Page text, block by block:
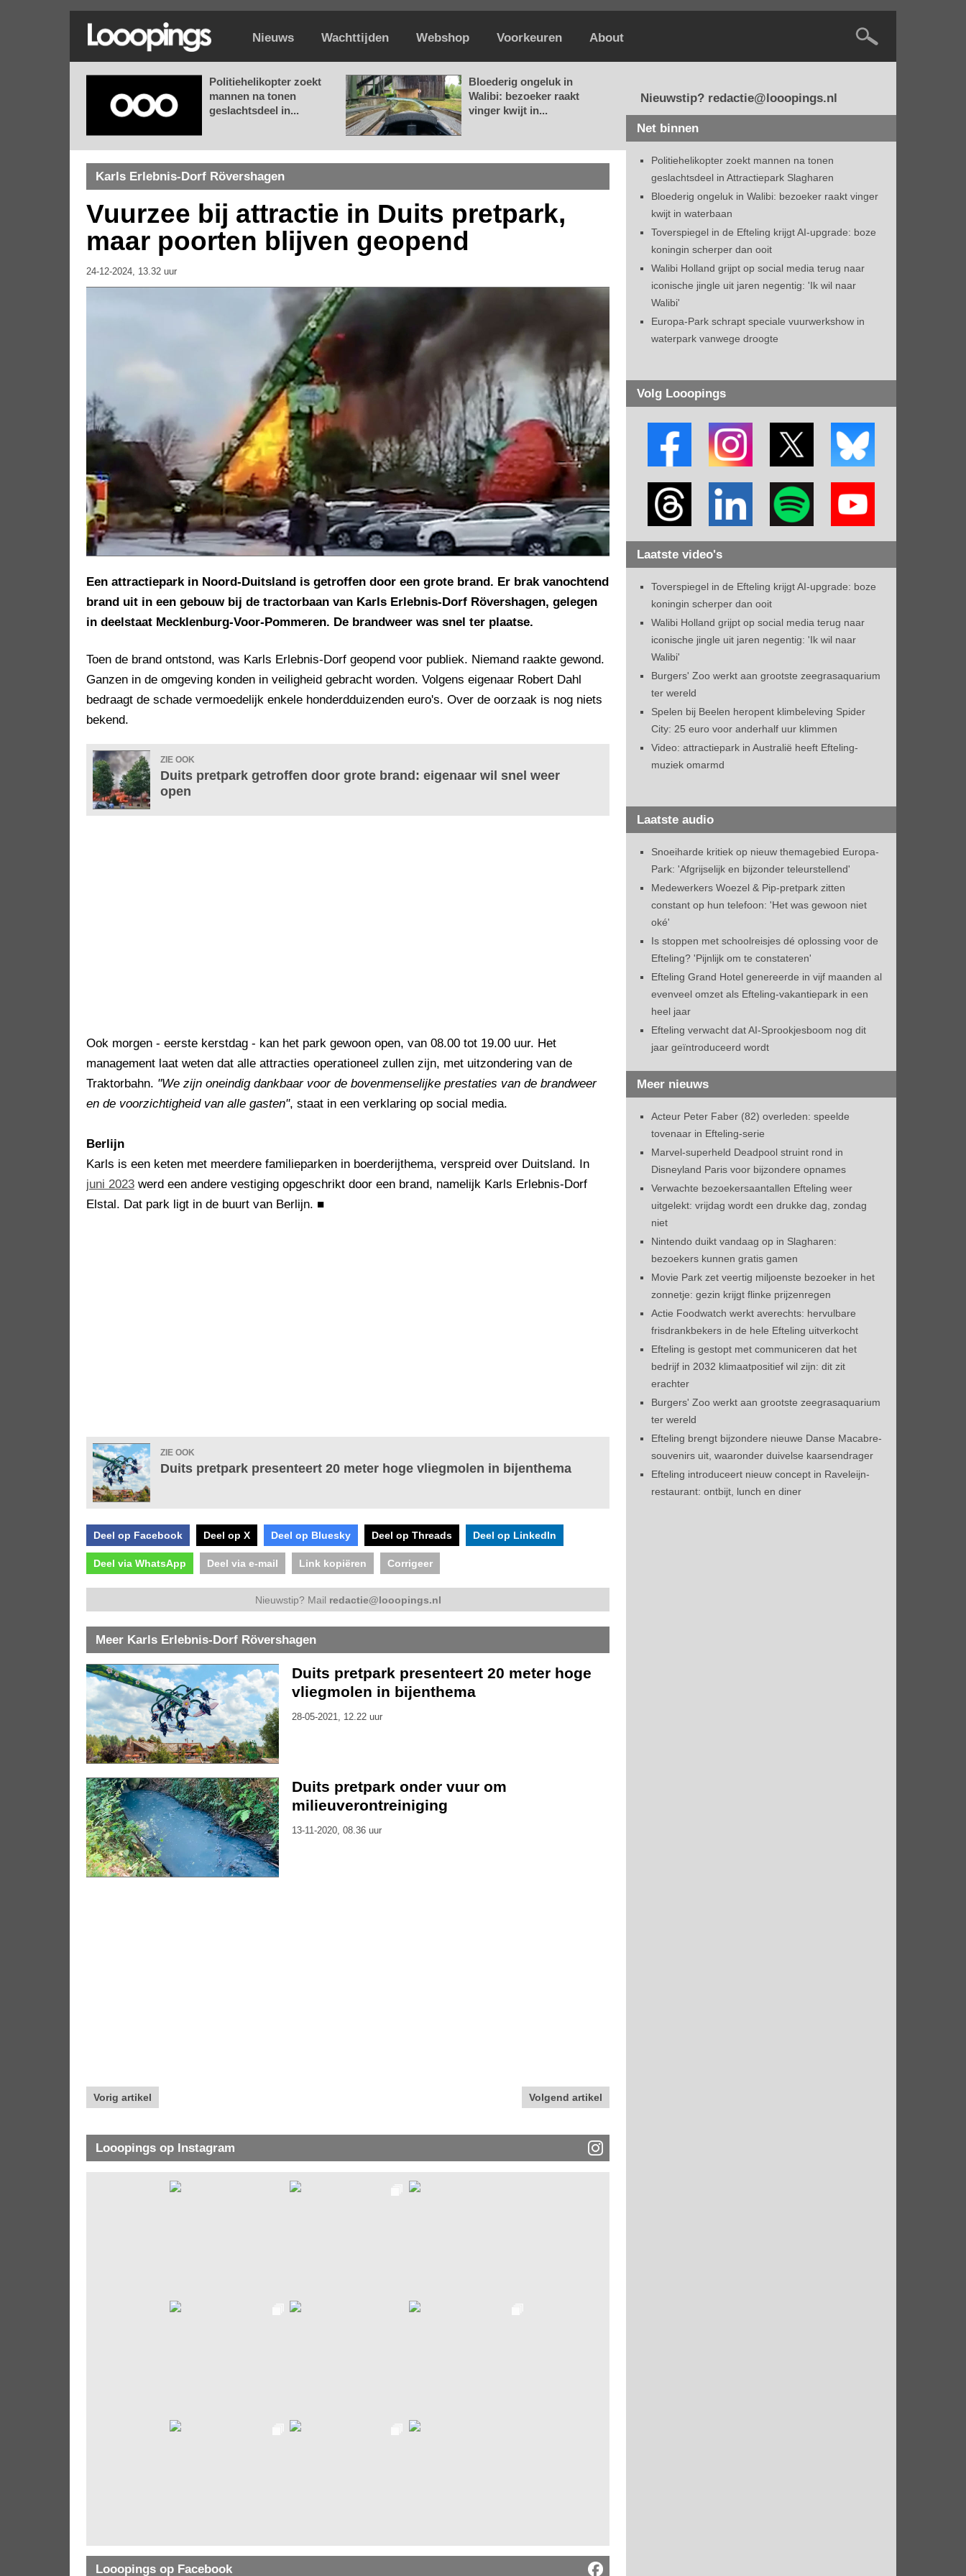
Nieuws Wachttijden Webshop Voorkeuren About
Politiehelikopter zoekt
mannen na tonen
geslachtsdeel in...
Bloederig ongeluk in
Walibi: bezoeker raakt
vinger kwijt in...
Karls Erlebnis-Dorf Rövershagen
Vuurzee bij attractie in Duits pretpark,
maar poorten blijven geopend
24-12-2024, 13.32 uur
Een attractiepark in Noord-Duitsland is getroffen door een grote brand. Er brak vanochtend
brand uit in een gebouw bij de tractorbaan van Karls Erlebnis-Dorf Rövershagen, gelegen
in deelstaat Mecklenburg-Voor-Pommeren. De brandweer was snel ter plaatse.
Toen de brand ontstond, was Karls Erlebnis-Dorf geopend voor publiek. Niemand raakte gewond.
Ganzen in de omgeving konden in veiligheid gebracht worden. Volgens eigenaar Robert Dahl
bedraagt de schade vermoedelijk enkele honderdduizenden euro's. Over de oorzaak is nog niets
bekend.
ZIE OOK
Duits pretpark getroffen door grote brand: eigenaar wil snel weer
open
Ook morgen - eerste kerstdag - kan het park gewoon open, van 08.00 tot 19.00 uur. Het
management laat weten dat alle attracties operationeel zullen zijn, met uitzondering van de
Traktorbahn. "We zijn oneindig dankbaar voor de bovenmenselijke prestaties van de brandweer
en de voorzichtigheid van alle gasten", staat in een verklaring op social media.
Berlijn
Karls is een keten met meerdere familieparken in boerderijthema, verspreid over Duitsland. In
juni 2023 werd een andere vestiging opgeschrikt door een brand, namelijk Karls Erlebnis-Dorf
Elstal. Dat park ligt in de buurt van Berlijn. ■
ZIE OOK
Duits pretpark presenteert 20 meter hoge vliegmolen in bijenthema
Deel op Facebook Deel op X Deel op Bluesky Deel op Threads Deel op LinkedIn
Deel via WhatsApp Deel via e-mail Link kopiëren Corrigeer
Nieuwstip? Mail redactie@looopings.nl
Meer Karls Erlebnis-Dorf Rövershagen
Duits pretpark presenteert 20 meter hoge
vliegmolen in bijenthema
28-05-2021, 12.22 uur
Duits pretpark onder vuur om
milieuverontreiniging
13-11-2020, 08.36 uur
Vorig artikel Volgend artikel
Looopings op Instagram
Looopings op Facebook
Nieuwstip? redactie@looopings.nl
Net binnen
Politiehelikopter zoekt mannen na tonen
geslachtsdeel in Attractiepark Slagharen
Bloederig ongeluk in Walibi: bezoeker raakt vinger
kwijt in waterbaan
Toverspiegel in de Efteling krijgt AI-upgrade: boze
koningin scherper dan ooit
Walibi Holland grijpt op social media terug naar
iconische jingle uit jaren negentig: 'Ik wil naar
Walibi'
Europa-Park schrapt speciale vuurwerkshow in
waterpark vanwege droogte
Volg Looopings
Laatste video's
Toverspiegel in de Efteling krijgt AI-upgrade: boze
koningin scherper dan ooit
Walibi Holland grijpt op social media terug naar
iconische jingle uit jaren negentig: 'Ik wil naar
Walibi'
Burgers' Zoo werkt aan grootste zeegrasaquarium
ter wereld
Spelen bij Beelen heropent klimbeleving Spider
City: 25 euro voor anderhalf uur klimmen
Video: attractiepark in Australië heeft Efteling-
muziek omarmd
Laatste audio
Snoeiharde kritiek op nieuw themagebied Europa-
Park: 'Afgrijselijk en bijzonder teleurstellend'
Medewerkers Woezel & Pip-pretpark zitten
constant op hun telefoon: 'Het was gewoon niet
oké'
Is stoppen met schoolreisjes dé oplossing voor de
Efteling? 'Pijnlijk om te constateren'
Efteling Grand Hotel genereerde in vijf maanden al
evenveel omzet als Efteling-vakantiepark in een
heel jaar
Efteling verwacht dat AI-Sprookjesboom nog dit
jaar geïntroduceerd wordt
Meer nieuws
Acteur Peter Faber (82) overleden: speelde
tovenaar in Efteling-serie
Marvel-superheld Deadpool struint rond in
Disneyland Paris voor bijzondere opnames
Verwachte bezoekersaantallen Efteling weer
uitgelekt: vrijdag wordt een drukke dag, zondag
niet
Nintendo duikt vandaag op in Slagharen:
bezoekers kunnen gratis gamen
Movie Park zet veertig miljoenste bezoeker in het
zonnetje: gezin krijgt flinke prijzenregen
Actie Foodwatch werkt averechts: hervulbare
frisdrankbekers in de hele Efteling uitverkocht
Efteling is gestopt met communiceren dat het
bedrijf in 2032 klimaatpositief wil zijn: dit zit
erachter
Burgers' Zoo werkt aan grootste zeegrasaquarium
ter wereld
Efteling brengt bijzondere nieuwe Danse Macabre-
souvenirs uit, waaronder duivelse kaarsendrager
Efteling introduceert nieuw concept in Raveleijn-
restaurant: ontbijt, lunch en diner